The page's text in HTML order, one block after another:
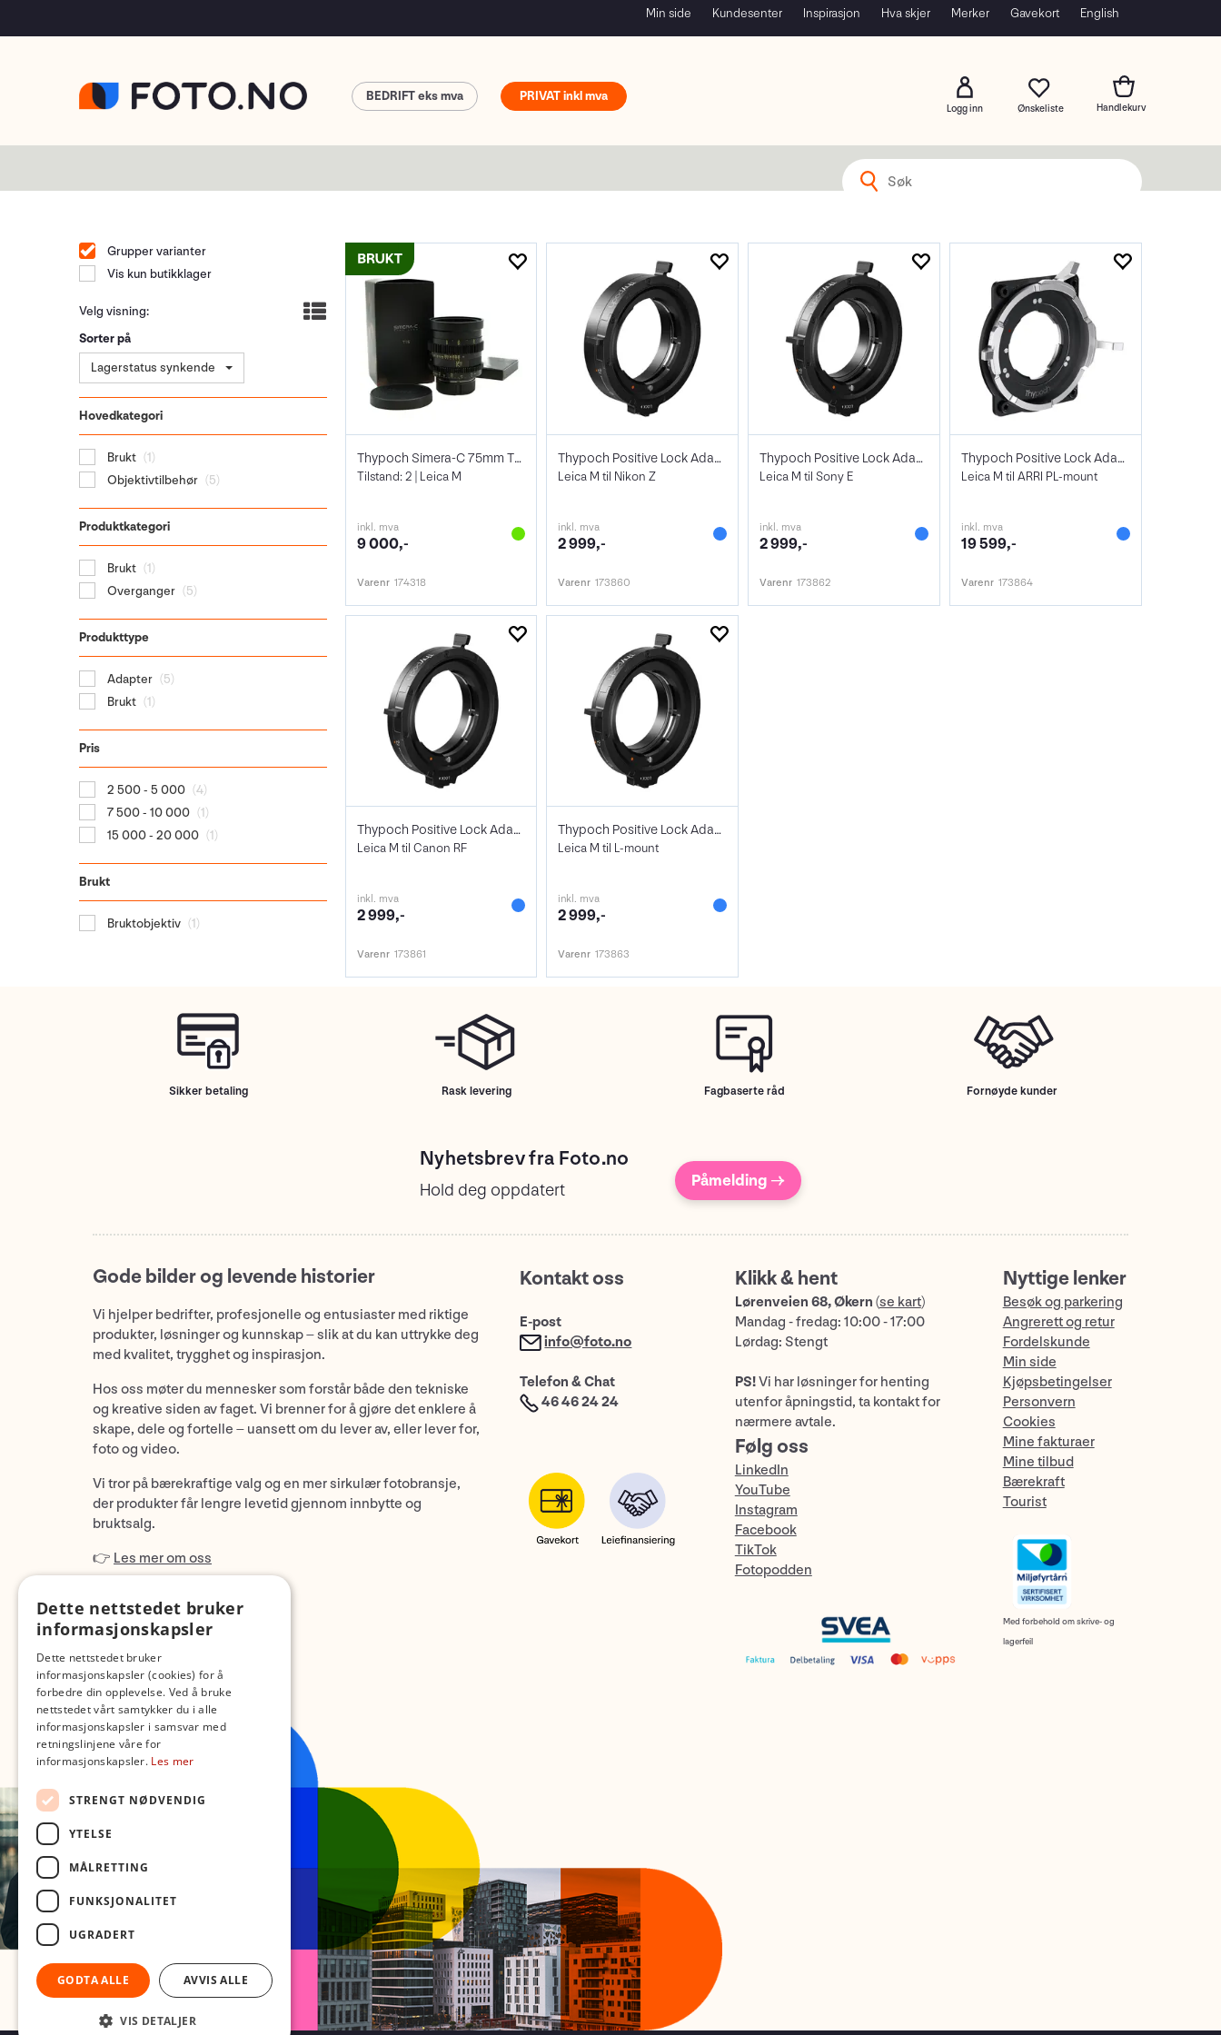
Min side Kundesenter Inspirasjon Hva skjer Merker Gavekort English
Logg inn
PRIVAT
BEDRIFT
Grupper varianter
Vis kun butikklager
Velg visning:
Sorter på
Lagerstatus synkende
Hovedkategori
Brukt (1)
Objektivtilbehør (5)
Produktkategori
Brukt (1)
Overganger (5)
Produkttype
Adapter (5)
Brukt (1)
Pris
2 500 - 5 000 (4)
7 500 - 10 000 (1)
15 000 - 20 000 (1)
Brukt
Bruktobjektiv (1)
Thypoch Simera-C 75mm T1.5 FF
Tilstand: 2 | Leica M
inkl. mva
9 000,-
Varenr 174318
Thypoch Positive Lock Adapter M/Z
Leica M til Nikon Z
inkl. mva
2 999,-
Varenr 173860
Thypoch Positive Lock Adapter M/E
Leica M til Sony E
inkl. mva
2 999,-
Varenr 173862
Thypoch Positive Lock Adapter M/ARRI
Leica M til ARRI PL-mount
inkl. mva
19 599,-
Varenr 173864
Thypoch Positive Lock Adapter M/RF
Leica M til Canon RF
inkl. mva
2 999,-
Varenr 173861
Thypoch Positive Lock Adapter M/L
Leica M til L-mount
inkl. mva
2 999,-
Varenr 173863
Sikker betaling Rask levering Fagbaserte råd Fornøyde kunder
Nyhetsbrev fra Foto.no
Hold deg oppdatert Påmelding →
Gode bilder og levende historier
Vi hjelper bedrifter, profesjonelle og entusiaster med riktige
produkter, løsninger og kunnskap – slik at du kan uttrykke deg
med kvalitet, trygghet og inspirasjon.
Hos oss møter du mennesker som forstår både den tekniske
og kreative siden av faget. Vi brenner for å gjøre det enklere å
skape, dele og fortelle – uansett om du lever av, eller lever for,
foto og video.
Vi tror på bærekraftige valg og en mer sirkulær fotobransje,
der produkter får lengre levetid gjennom innbytte og
bruktsalg.
👉 Les mer om oss
Kontakt oss
E-post
info@foto.no
Telefon & Chat
46 46 24 24
Klikk & hent
Lørenveien 68, Økern (se kart)
Mandag - fredag: 10:00 - 17:00
Lørdag: Stengt
PS!Vi har løsninger for henting
utenfor åpningstid, ta kontakt for
nærmere avtale.
Følg oss
LinkedIn
YouTube
Instagram
Facebook
TikTok
Fotopodden
Nyttige lenker
Besøk og parkering
Angrerett og retur
Fordelskunde
Min side
Kjøpsbetingelser
Personvern
Cookies
Mine fakturaer
Mine tilbud
Bærekraft
Tourist
Med forbehold om skrive- og
lagerfeil
Dette nettstedet bruker
informasjonskapsler
Dette nettstedet bruker
informasjonskapsler (cookies) for å
forbedre din opplevelse. Ved å bruke
nettstedet vårt samtykker du i alle
informasjonskapsler i samsvar med
retningslinjene våre for
informasjonskapsler. Les mer
STRENGT NØDVENDIG
YTELSE
MÅLRETTING
FUNKSJONALITET
UGRADERT
GODTA ALLE AVVIS ALLE
VIS DETALJER